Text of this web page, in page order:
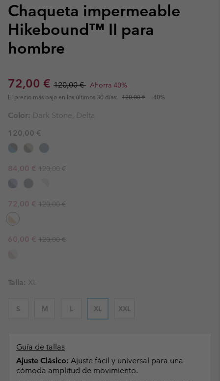
Chaqueta impermeable
Hikebound™ II para
hombre
Sale price:
72,00 € Regular price:
120,00 € Ahorra 40%
El precio más bajo en los últimos 30 días: 120,00 € -40%
Color: Dark Stone, Delta
120,00 €
Sale price:
84,00 € Regular price:
120,00 €
Sale price:
72,00 € Regular price:
120,00 €
Sale price:
60,00 € Regular price:
120,00 €
Talla: XL
S M L XL XXL
Guía de tallas
Ajuste Clásico: Ajuste fácil y universal para una
cómoda amplitud de movimiento.